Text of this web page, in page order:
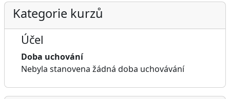
Kategorie kurzů
Účel
Doba uchování
Nebyla stanovena žádná doba uchovávání